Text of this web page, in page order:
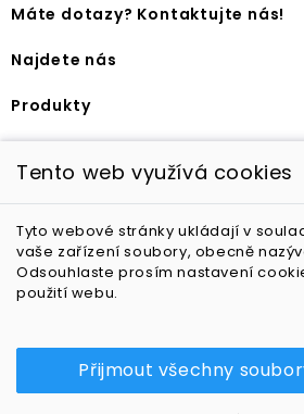
Máte dotazy? Kontaktujte nás!
Najdete nás
Produkty
Dodání a vrácení zboží
Yoga in style s.r.o. - všechna práva
Tento web využívá cookies
Tyto webové stránky ukládají v
vaše zařízení soubory, obecně
Odsouhlaste prosím nastavení
použití webu.
Přijmout všechny